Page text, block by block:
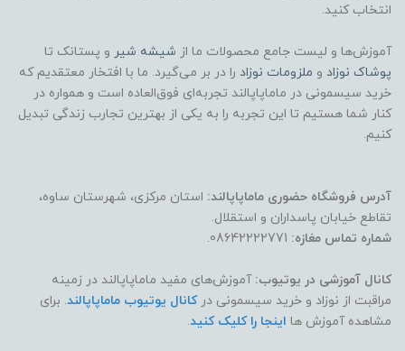
انتخاب کنید.
آموزش‌ها و لیست جامع محصولات ما از شیشه شیر و پستانک تا
پوشاک نوزاد و ملزومات نوزاد را در بر می‌گیرد. ما با افتخار معتقدیم که
خرید سیسمونی در ماماپاپالند تجربه‌ای فوق‌العاده است و همواره در
کنار شما هستیم تا این تجربه را به یکی از بهترین تجارب زندگی تبدیل
کنیم.
آدرس فروشگاه حضوری ماماپاپالند: استان مرکزی، شهرستان ساوه،
تقاطع خیابان پاسداران و استقلال.
شماره تماس مغازه:
کانال آموزشی در یوتیوب: آموزش‌های مفید ماماپاپالند در زمینه
مراقبت از نوزاد و خرید سیسمونی درکانال یوتیوب ماماپاپالند. برای
مشاهده آموزش ها اینجا را کلیک کنید.